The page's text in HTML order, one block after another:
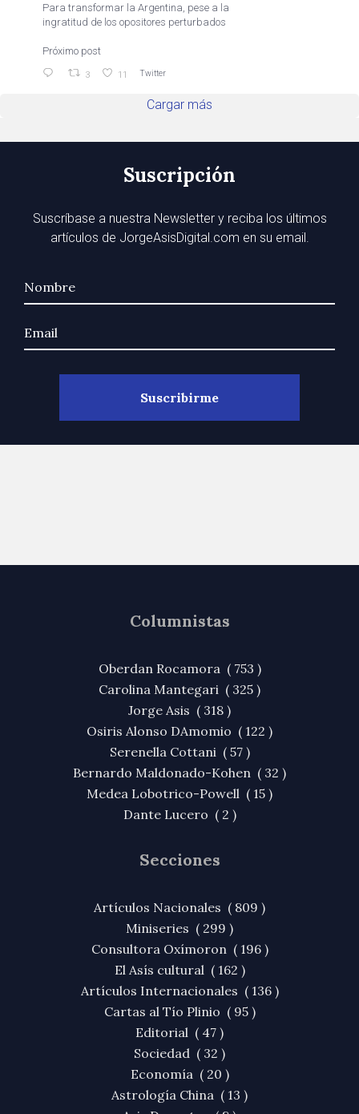
Para transformar la Argentina, pese a la
ingratitud de los opositores perturbados
Próximo post
3 11 Twitter
Cargar más
Suscripción
Suscríbase a nuestra Newsletter y reciba los últimos
artículos de JorgeAsisDigital.com en su email.
Columnistas
Oberdan Rocamora ( 753 )
Carolina Mantegari ( 325 )
Jorge Asis ( 318 )
Osiris Alonso DAmomio ( 122 )
Serenella Cottani ( 57 )
Bernardo Maldonado-Kohen ( 32 )
Medea Lobotrico-Powell ( 15 )
Dante Lucero ( 2 )
Secciones
Artículos Nacionales ( 809 )
Miniseries ( 299 )
Consultora Oxímoron ( 196 )
El Asís cultural ( 162 )
Artículos Internacionales ( 136 )
Cartas al Tío Plinio ( 95 )
Editorial ( 47 )
Sociedad ( 32 )
Economía ( 20 )
Astrología China ( 13 )